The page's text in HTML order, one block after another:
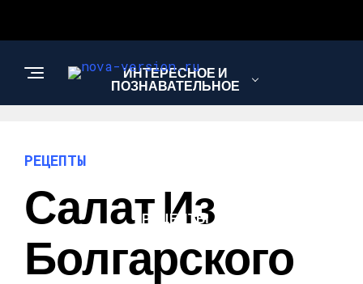
ИНТЕРЕСНОЕ И
ПОЗНАВАТЕЛЬНОЕ
РЕЦЕПТЫ
РЕЦЕПТЫ
Салат Из
Болгарского